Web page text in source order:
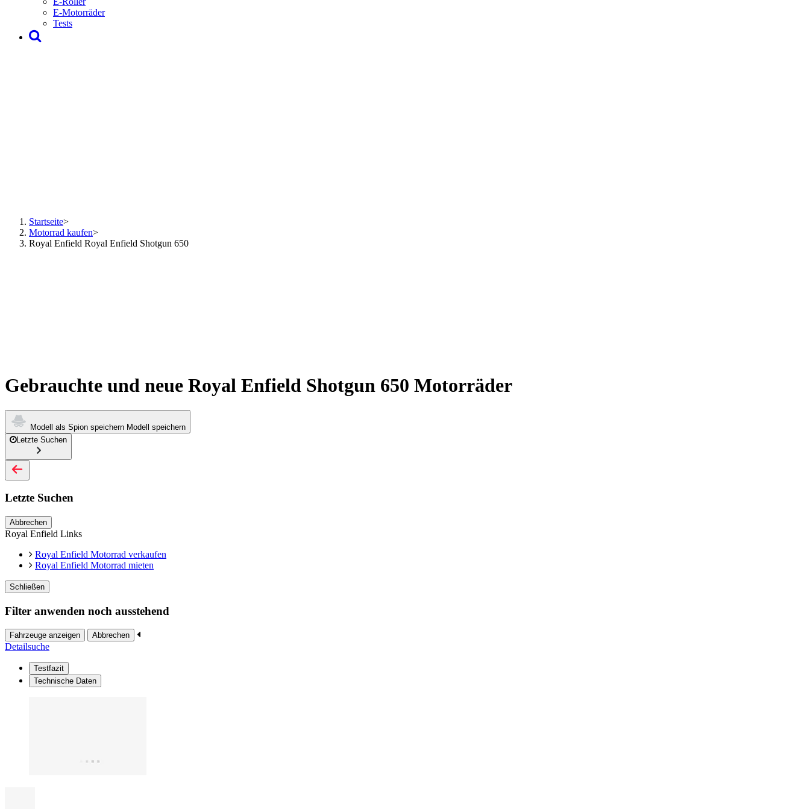
E-Motorräder
Tests
Startseite>
Motorrad kaufen>
Royal Enfield Royal Enfield Shotgun 650
Gebrauchte und neue Royal Enfield Shotgun 650 Motorräder
Modell als Spion speichern Modell speichern
Letzte Suchen
Letzte Suchen
Abbrechen
Royal Enfield Links
Royal Enfield Motorrad verkaufen
Royal Enfield Motorrad mieten
Schließen
Filter anwenden noch ausstehend
Fahrzeuge anzeigen Abbrechen
Detailsuche
Testfazit
Technische Daten